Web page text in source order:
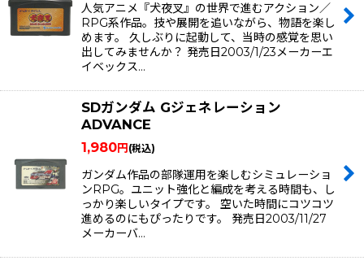
人気アニメ『犬夜叉』の世界で進むアクション／
RPG系作品。技や展開を追いながら、物語を楽し
めます。 久しぶりに起動して、当時の感覚を思い
出してみませんか？ 発売日2003/1/23メーカーエ
イベックス…
SDガンダム Gジェネレーション
ADVANCE
1,980円 (税込)
ガンダム作品の部隊運用を楽しむシミュレーショ
ンRPG。ユニット強化と編成を考える時間も、し
っかり楽しいタイプです。 空いた時間にコツコツ
進めるのにもぴったりです。 発売日2003/11/27
メーカーバ…